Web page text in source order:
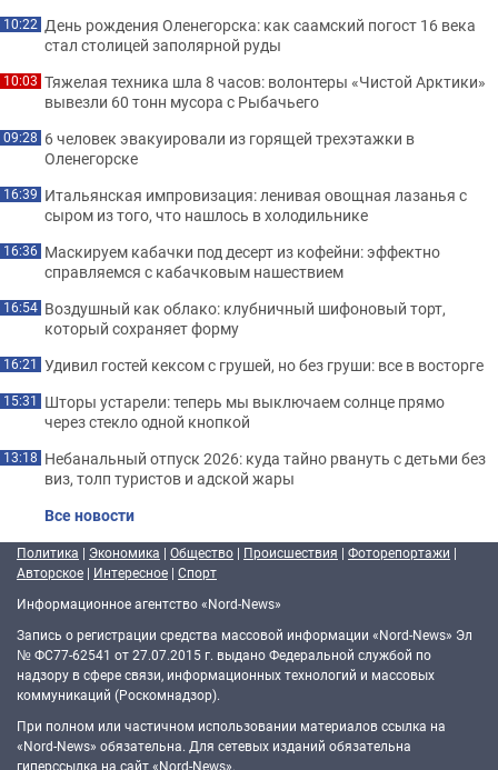
10:22 День рождения Оленегорска: как саамский погост 16 века
стал столицей заполярной руды
10:03 Тяжелая техника шла 8 часов: волонтеры «Чистой Арктики»
вывезли 60 тонн мусора с Рыбачьего
09:28 6 человек эвакуировали из горящей трехэтажки в
Оленегорске
16:39 Итальянская импровизация: ленивая овощная лазанья с
сыром из того, что нашлось в холодильнике
16:36 Маскируем кабачки под десерт из кофейни: эффектно
справляемся с кабачковым нашествием
16:54 Воздушный как облако: клубничный шифоновый торт,
который сохраняет форму
16:21 Удивил гостей кексом с грушей, но без груши: все в восторге
15:31 Шторы устарели: теперь мы выключаем солнце прямо
через стекло одной кнопкой
13:18 Небанальный отпуск 2026: куда тайно рвануть с детьми без
виз, толп туристов и адской жары
Все новости
Политика | Экономика | Общество | Происшествия | Фоторепортажи |
Авторское | Интересное | Спорт
Информационное агентство «Nord-News»
Запись о регистрации средства массовой информации «Nord-News» Эл
№ ФС77-62541 от 27.07.2015 г. выдано Федеральной службой по
надзору в сфере связи, информационных технологий и массовых
коммуникаций (Роскомнадзор).
При полном или частичном использовании материалов ссылка на
«Nord-News» обязательна. Для сетевых изданий обязательна
гиперссылка на сайт «Nord-News».